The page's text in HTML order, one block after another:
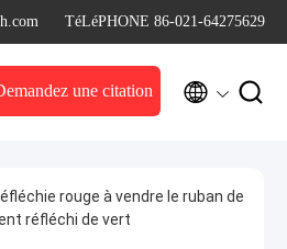
TéLéPHONE 86-021-64275629
une citation  
rouge à vendre le ruban de
réfléchi de vert